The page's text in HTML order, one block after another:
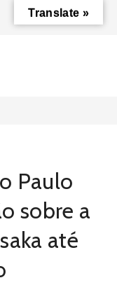
Paulo
sobre a
até
Translate »